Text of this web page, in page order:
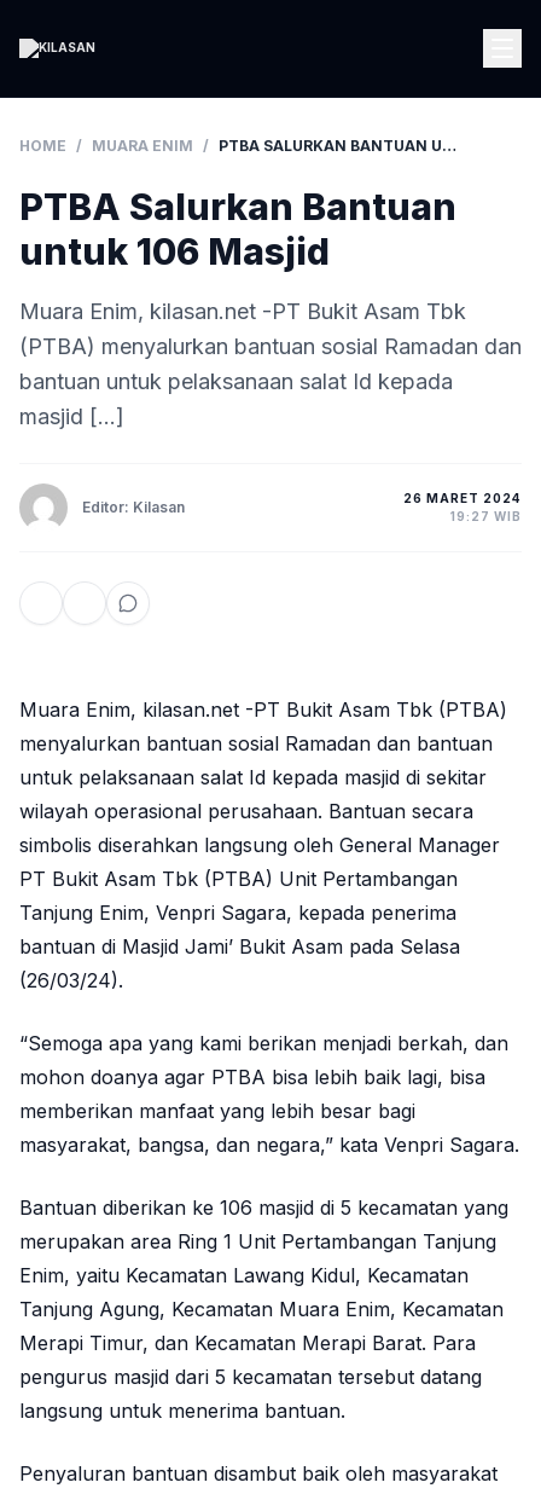
HOME / MUARA ENIM / PTBA SALURKAN BANTUAN UNTUK 106 MASJID
PTBA Salurkan Bantuan
untuk 106 Masjid
Muara Enim, kilasan.net -PT Bukit Asam Tbk
(PTBA) menyalurkan bantuan sosial Ramadan dan
bantuan untuk pelaksanaan salat Id kepada
masjid […]
Editor: Kilasan
26 MARET 2024
19:27 WIB
Muara Enim, kilasan.net -PT Bukit Asam Tbk (PTBA)
menyalurkan bantuan sosial Ramadan dan bantuan
untuk pelaksanaan salat Id kepada masjid di sekitar
wilayah operasional perusahaan. Bantuan secara
simbolis diserahkan langsung oleh General Manager
PT Bukit Asam Tbk (PTBA) Unit Pertambangan
Tanjung Enim, Venpri Sagara, kepada penerima
bantuan di Masjid Jami’ Bukit Asam pada Selasa
(26/03/24).
“Semoga apa yang kami berikan menjadi berkah, dan
mohon doanya agar PTBA bisa lebih baik lagi, bisa
memberikan manfaat yang lebih besar bagi
masyarakat, bangsa, dan negara,” kata Venpri Sagara.
Bantuan diberikan ke 106 masjid di 5 kecamatan yang
merupakan area Ring 1 Unit Pertambangan Tanjung
Enim, yaitu Kecamatan Lawang Kidul, Kecamatan
Tanjung Agung, Kecamatan Muara Enim, Kecamatan
Merapi Timur, dan Kecamatan Merapi Barat. Para
pengurus masjid dari 5 kecamatan tersebut datang
langsung untuk menerima bantuan.
Penyaluran bantuan disambut baik oleh masyarakat